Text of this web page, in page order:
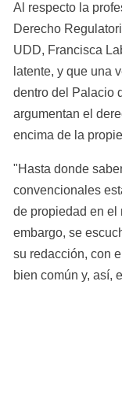
Al respecto la
Derecho
UDD, Francisca
latente, y que una
dentro del Palacio
argumentan el
encima de la
"Hasta donde
convencionales
de propiedad en el
embargo, se
su redacción, con
bien común y, así,